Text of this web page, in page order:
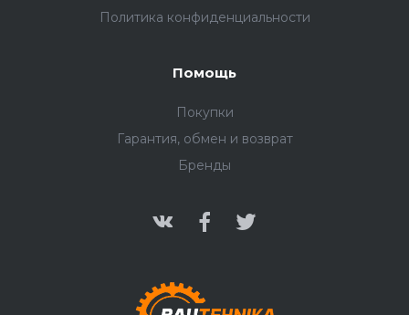
Политика конфиденциальности
Помощь
Покупки
Гарантия, обмен и возврат
Бренды